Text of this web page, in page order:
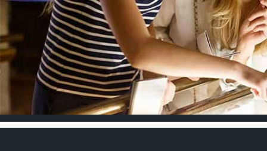
Wanderer℠
Flora®